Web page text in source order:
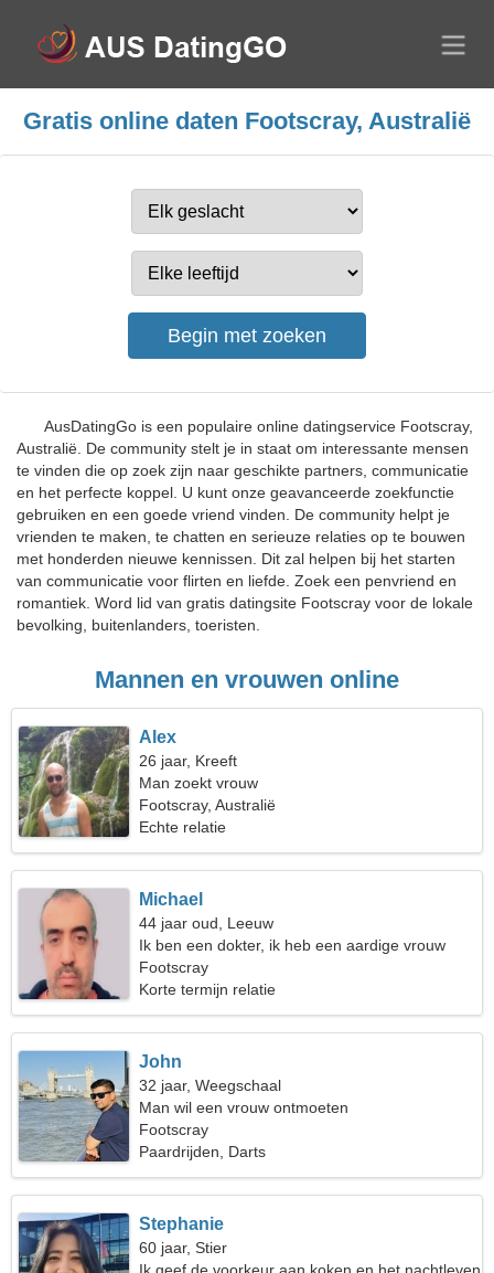
Gratis online daten Footscray, Australië
AusDatingGo is een populaire online datingservice Footscray,
Australië. De community stelt je in staat om interessante mensen
te vinden die op zoek zijn naar geschikte partners, communicatie
en het perfecte koppel. U kunt onze geavanceerde zoekfunctie
gebruiken en een goede vriend vinden. De community helpt je
vrienden te maken, te chatten en serieuze relaties op te bouwen
met honderden nieuwe kennissen. Dit zal helpen bij het starten
van communicatie voor flirten en liefde. Zoek een penvriend en
romantiek. Word lid van gratis datingsite Footscray voor de lokale
bevolking, buitenlanders, toeristen.
Mannen en vrouwen online
Alex
26 jaar, Kreeft
Man zoekt vrouw
Footscray, Australië
Echte relatie
Michael
44 jaar oud, Leeuw
Ik ben een dokter, ik heb een aardige vrouw
nodig
Footscray
Korte termijn relatie
John
32 jaar, Weegschaal
Man wil een vrouw ontmoeten
Footscray
Paardrijden, Darts
Stephanie
60 jaar, Stier